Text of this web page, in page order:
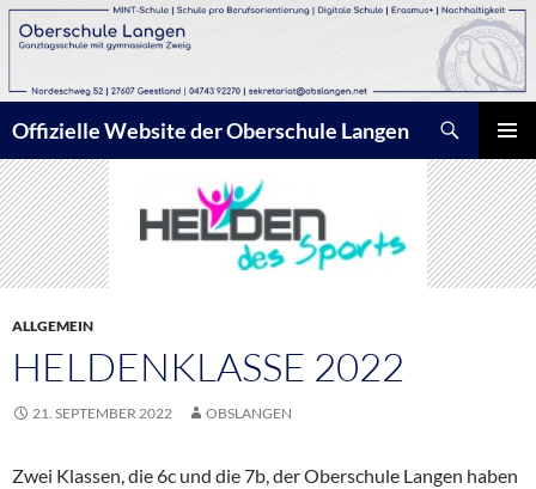
Zum
Inhalt
Offizielle Website der Oberschule Langen
MENÜ
ALLGEMEIN
HELDENKLASSE 2022
21. SEPTEMBER 2022 OBSLANGEN
Zwei Klassen, die 6c und die 7b, der Oberschule Langen haben